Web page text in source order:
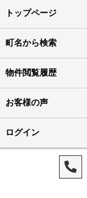
トップページ
町名から検索
物件閲覧履歴
お客様の声
ログイン